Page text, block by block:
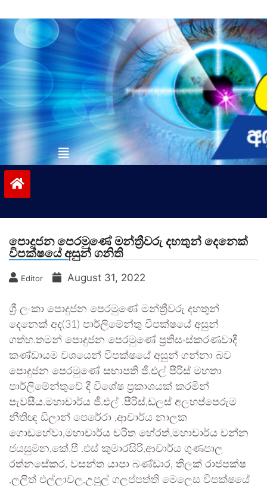
to
contentvinivida.lk
පොදුජන පෙරමුණේ මන්ත්‍රීවරු දහතුන් දෙනෙක්
විපක්ෂයේ අසුන් ගනිති
Editor August 31, 2022
ශ්‍රී ලංකා පොදුජන පෙරමුණේ මන්ත්‍රීවරු දහතුන්
දෙනෙක් අද(31) පාර්ලිමේන්තු විපක්ෂයේ අසුන්
ගත්හ.තමන් පොදුජන පෙරමුණේ ප්‍රතිසංස්කරණවාදී
කණ්ඩායම වශයෙන් විපක්ෂයේ අසුන් ගන්නා බව
පොදුජන පෙරමුණේ සභාපති ජී.එල් පීරිස් මහතා
පාර්ලිමේන්තුවේ දී විශේෂ ප්‍රකාශයක් කරමින්
පැවසීය.මහාචාර්ය ජී.එල් .පීරිස්,ඩලස් අලහප්පෙරුම
නීතිඥ ඩිලාන් පෙරේරා ,ආචාර්ය නාලක
ගොඩහේවා,මහාචාර්ය චරිත හේරත්,මහාචාර්ය චන්න
ජයසුමන,කේ.පී .එස් කුමාරසිරි,ආචාර්ය ගුණපාල
රත්නසේකර, වසන්ත යාපා බණ්ඩාර, තිලක් රාජපක්ෂ
,ලලිත් එල්ලාවල,උපුල් ගලප්පත්ති මෙලෙස විපක්ෂයේ